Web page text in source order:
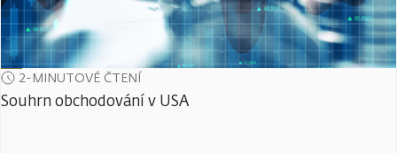
2-MINUTOVÉ ČTENÍ
Souhrn obchodování v USA